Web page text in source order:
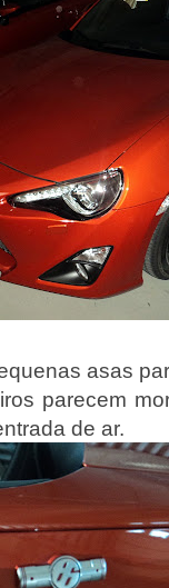
asas
parecem
de ar.